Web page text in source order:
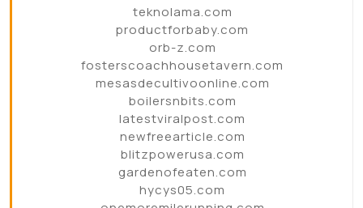
teknolama.com
productforbaby.com
orb-z.com
fosterscoachhousetavern.com
mesasdecultivoonline.com
boilersnbits.com
latestviralpost.com
newfreearticle.com
blitzpowerusa.com
gardenofeaten.com
hycys05.com